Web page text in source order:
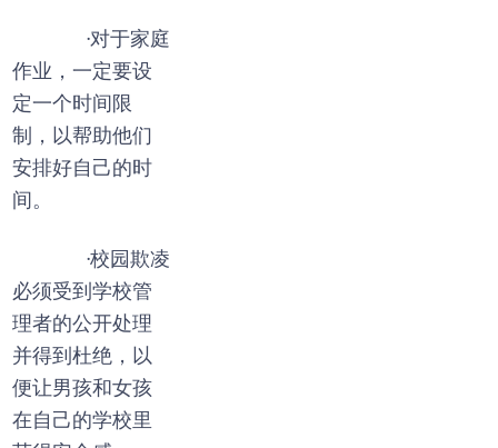
·对于家庭
作业，一定要设
定一个时间限
制，以帮助他们
安排好自己的时
间。
·校园欺凌
必须受到学校管
理者的公开处理
并得到杜绝，以
便让男孩和女孩
在自己的学校里